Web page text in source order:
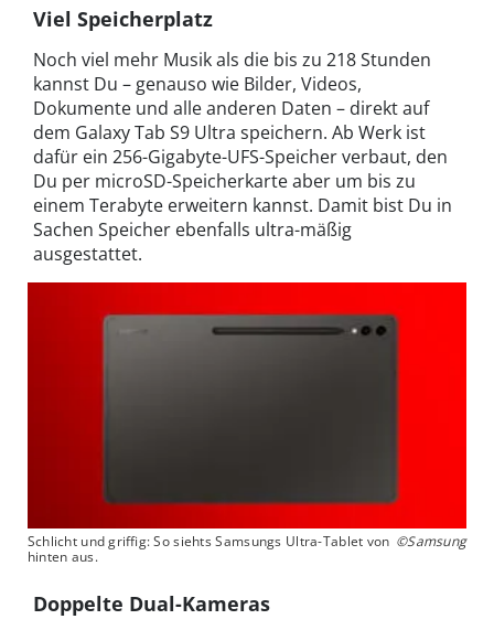
Viel Speicherplatz
Noch viel mehr Musik als die bis zu 218 Stunden
kannst Du – genauso wie Bilder, Videos,
Dokumente und alle anderen Daten – direkt auf
dem Galaxy Tab S9 Ultra speichern. Ab Werk ist
dafür ein 256-Gigabyte-UFS-Speicher verbaut, den
Du per microSD-Speicherkarte aber um bis zu
einem Terabyte erweitern kannst. Damit bist Du in
Sachen Speicher ebenfalls ultra-mäßig
ausgestattet.
Schlicht und griffig: So siehts Samsungs Ultra-Tablet von
hinten aus.
©Samsung
Doppelte Dual-Kameras